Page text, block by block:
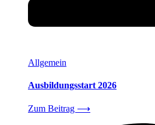
Allgemein
Ausbildungsstart 2026
Zum Beitrag ⟶